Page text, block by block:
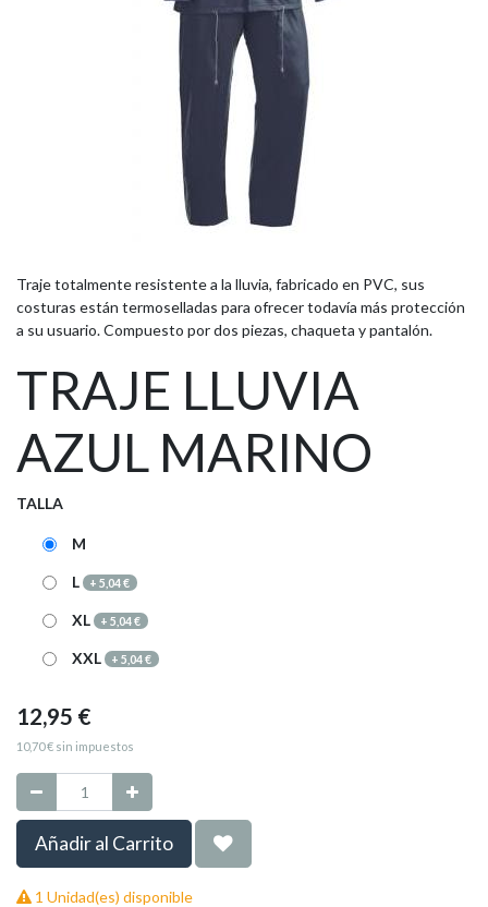
Traje totalmente resistente a la lluvia, fabricado en PVC, sus
costuras están termoselladas para ofrecer todavía más protección
a su usuario. Compuesto por dos piezas, chaqueta y pantalón.
TRAJE LLUVIA
AZUL MARINO
TALLA
M
L +5,04€
XL +5,04€
XXL +5,04€
12,95 €
10,70€ sin impuestos
Añadir al Carrito
1 Unidad(es) disponible